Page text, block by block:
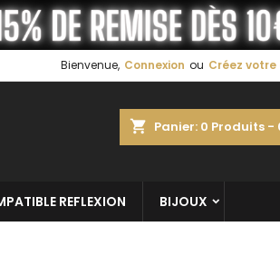
Bienvenue, Connexion ou Créez
shopping_cart Panier: 0 Produits -
REFLEXION BIJOUX